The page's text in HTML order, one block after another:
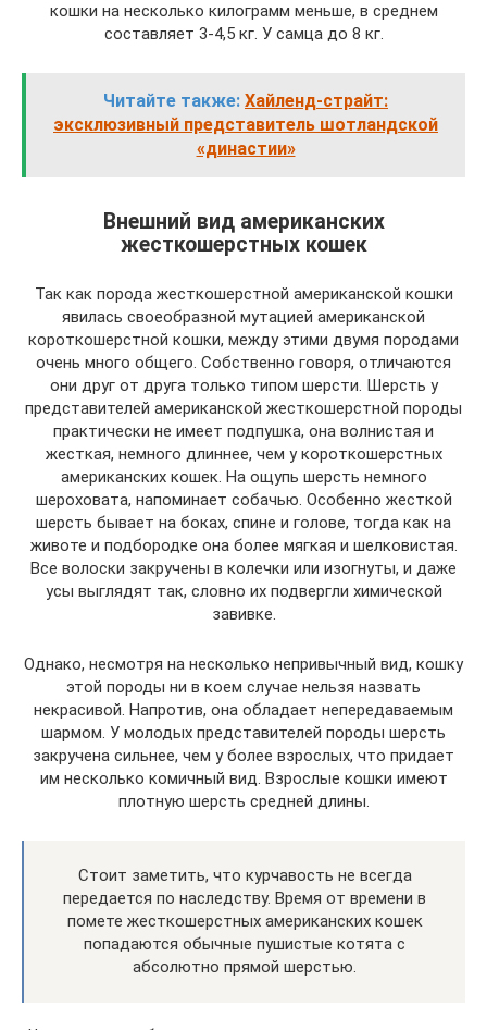
кошки на несколько килограмм меньше, в среднем
составляет 3-4,5 кг. У самца до 8 кг.
Читайте также: Хайленд-страйт:
эксклюзивный представитель шотландской
«династии»
Внешний вид американских
жесткошерстных кошек
Так как порода жесткошерстной американской кошки
явилась своеобразной мутацией американской
короткошерстной кошки, между этими двумя породами
очень много общего. Собственно говоря, отличаются
они друг от друга только типом шерсти. Шерсть у
представителей американской жесткошерстной породы
практически не имеет подпушка, она волнистая и
жесткая, немного длиннее, чем у короткошерстных
американских кошек. На ощупь шерсть немного
шероховата, напоминает собачью. Особенно жесткой
шерсть бывает на боках, спине и голове, тогда как на
животе и подбородке она более мягкая и шелковистая.
Все волоски закручены в колечки или изогнуты, и даже
усы выглядят так, словно их подвергли химической
завивке.
Однако, несмотря на несколько непривычный вид, кошку
этой породы ни в коем случае нельзя назвать
некрасивой. Напротив, она обладает непередаваемым
шармом. У молодых представителей породы шерсть
закручена сильнее, чем у более взрослых, что придает
им несколько комичный вид. Взрослые кошки имеют
плотную шерсть средней длины.
Стоит заметить, что курчавость не всегда
передается по наследству. Время от времени в
помете жесткошерстных американских кошек
попадаются обычные пушистые котята с
абсолютно прямой шерстью.